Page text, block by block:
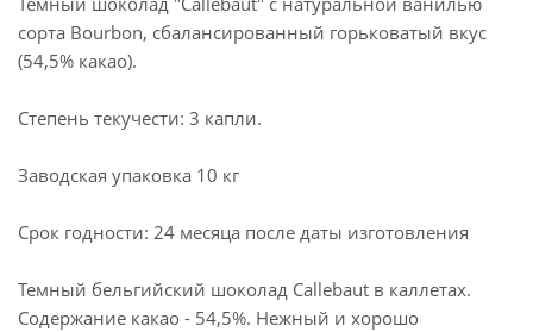
сорта Bourbon, сбалансированный горьковатый вкус
(54,5% какао).
Степень текучести: 3 капли.
Заводская упаковка 10 кг
Срок годности: 24 месяца после даты изготовления
Темный бельгийский шоколад Callebaut в каллетах.
Содержание какао - 54,5%. Нежный и хорошо